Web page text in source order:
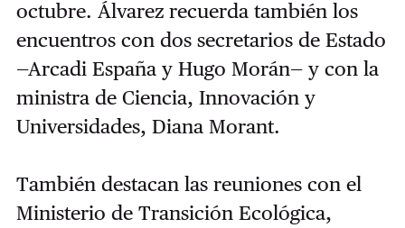
octubre. Álvarez recuerda también los
encuentros con dos secretarios de Estado
—Arcadi España y Hugo Morán— y con la
ministra de Ciencia, Innovación y
Universidades, Diana Morant.
También destacan las reuniones con el
Ministerio de Transición Ecológica,